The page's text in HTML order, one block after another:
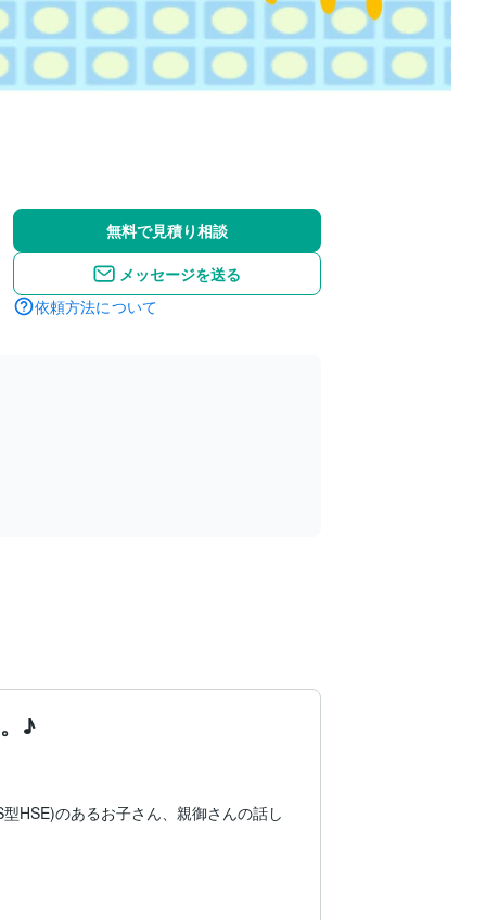
無料で見積り相談
メッセージを送る
依頼方法について
♪
HSE)のあるお子さん、親御さんの話し